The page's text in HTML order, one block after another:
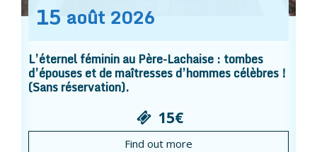
15 août 2026
L’éternel féminin au Père-Lachaise : tombes
d’épouses et de maîtresses d’hommes célèbres !
(Sans réservation).
15€
Find out more